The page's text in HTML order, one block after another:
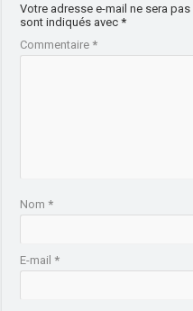
Votre adresse e-mail ne sera pas
sont indiqués avec*
Commentaire*
Nom*
E-mail*